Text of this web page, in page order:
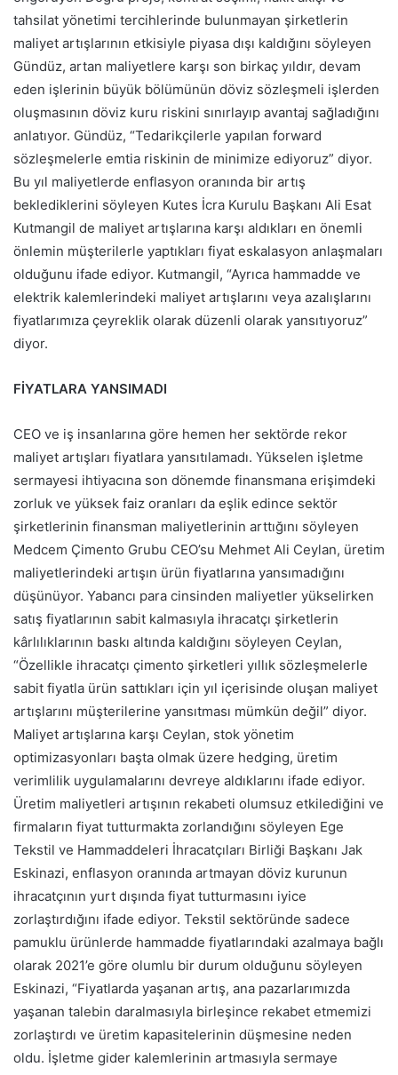
tahsilat yönetimi tercihlerinde bulunmayan şirketlerin
maliyet artışlarının etkisiyle piyasa dışı kaldığını söyleyen
Gündüz, artan maliyetlere karşı son birkaç yıldır, devam
eden işlerinin büyük bölümünün döviz sözleşmeli işlerden
oluşmasının döviz kuru riskini sınırlayıp avantaj sağladığını
anlatıyor. Gündüz, “Tedarikçilerle yapılan forward
sözleşmelerle emtia riskinin de minimize ediyoruz” diyor.
Bu yıl maliyetlerde enflasyon oranında bir artış
beklediklerini söyleyen Kutes İcra Kurulu Başkanı Ali Esat
Kutmangil de maliyet artışlarına karşı aldıkları en önemli
önlemin müşterilerle yaptıkları fiyat eskalasyon anlaşmaları
olduğunu ifade ediyor. Kutmangil, “Ayrıca hammadde ve
elektrik kalemlerindeki maliyet artışlarını veya azalışlarını
fiyatlarımıza çeyreklik olarak düzenli olarak yansıtıyoruz”
diyor.
FİYATLARA YANSIMADI
CEO ve iş insanlarına göre hemen her sektörde rekor
maliyet artışları fiyatlara yansıtılamadı. Yükselen işletme
sermayesi ihtiyacına son dönemde finansmana erişimdeki
zorluk ve yüksek faiz oranları da eşlik edince sektör
şirketlerinin finansman maliyetlerinin arttığını söyleyen
Medcem Çimento Grubu CEO’su Mehmet Ali Ceylan, üretim
maliyetlerindeki artışın ürün fiyatlarına yansımadığını
düşünüyor. Yabancı para cinsinden maliyetler yükselirken
satış fiyatlarının sabit kalmasıyla ihracatçı şirketlerin
kârlılıklarının baskı altında kaldığını söyleyen Ceylan,
“Özellikle ihracatçı çimento şirketleri yıllık sözleşmelerle
sabit fiyatla ürün sattıkları için yıl içerisinde oluşan maliyet
artışlarını müşterilerine yansıtması mümkün değil” diyor.
Maliyet artışlarına karşı Ceylan, stok yönetim
optimizasyonları başta olmak üzere hedging, üretim
verimlilik uygulamalarını devreye aldıklarını ifade ediyor.
Üretim maliyetleri artışının rekabeti olumsuz etkilediğini ve
firmaların fiyat tutturmakta zorlandığını söyleyen Ege
Tekstil ve Hammaddeleri İhracatçıları Birliği Başkanı Jak
Eskinazi, enflasyon oranında artmayan döviz kurunun
ihracatçının yurt dışında fiyat tutturmasını iyice
zorlaştırdığını ifade ediyor. Tekstil sektöründe sadece
pamuklu ürünlerde hammadde fiyatlarındaki azalmaya bağlı
olarak 2021’e göre olumlu bir durum olduğunu söyleyen
Eskinazi, “Fiyatlarda yaşanan artış, ana pazarlarımızda
yaşanan talebin daralmasıyla birleşince rekabet etmemizi
zorlaştırdı ve üretim kapasitelerinin düşmesine neden
oldu. İşletme gider kalemlerinin artmasıyla sermaye